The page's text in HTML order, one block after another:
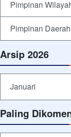
Pimpinan
Pimpinan
Arsip 2026
Januari
Paling